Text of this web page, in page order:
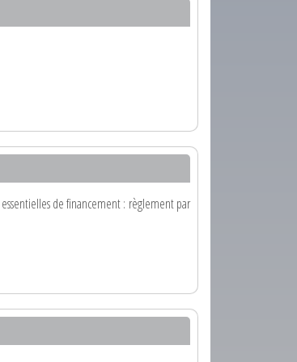
de financement : règlement par